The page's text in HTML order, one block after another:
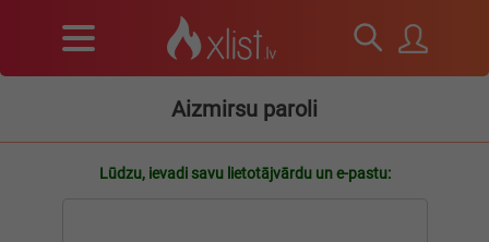
Aizmirsu paroli
Lūdzu, ievadi savu lietotājvārdu un e-pastu: